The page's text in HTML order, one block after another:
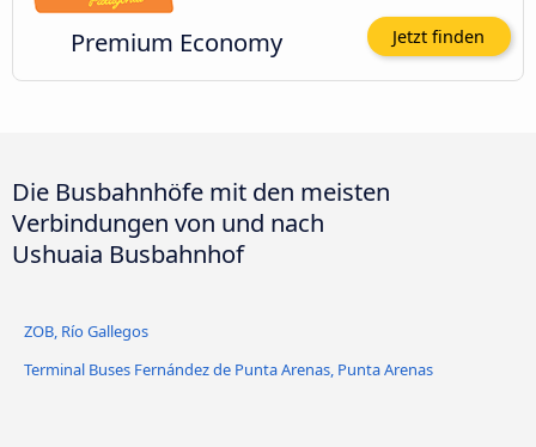
Premium Economy Jetzt finden
Die Busbahnhöfe mit den meisten
Verbindungen von und nach
Ushuaia Busbahnhof
ZOB, Río Gallegos
Terminal Buses Fernández de Punta Arenas, Punta Arenas